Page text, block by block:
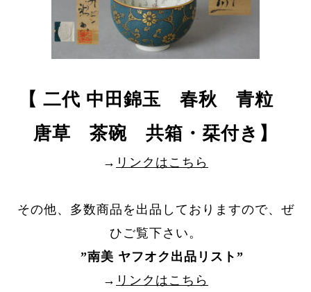
【 二代 中田錦玉 春秋 青粒
唐草 茶碗 共箱・栞付き】
→ リンクはこちら
その他、多数商品を出品しておりますので、ぜ
ひご覧下さい。
”南美 ヤフオク出品リスト ”
→ リンクはこちら